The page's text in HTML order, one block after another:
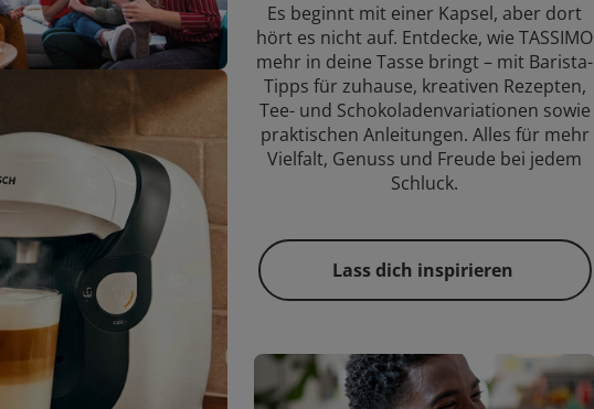
Es beginnt mit einer Kapsel, aber dort
hört es nicht auf. Entdecke, wie TASSIMO
mehr in deine Tasse bringt – mit Barista-
Tipps für zuhause, kreativen Rezepten,
Tee- und Schokoladenvariationen sowie
praktischen Anleitungen. Alles für mehr
Vielfalt, Genuss und Freude bei jedem
Schluck.
Lass dich inspirieren